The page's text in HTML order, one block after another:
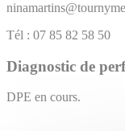
Tél : 07 85 82 58 50
Diagnostic de
DPE en cours.